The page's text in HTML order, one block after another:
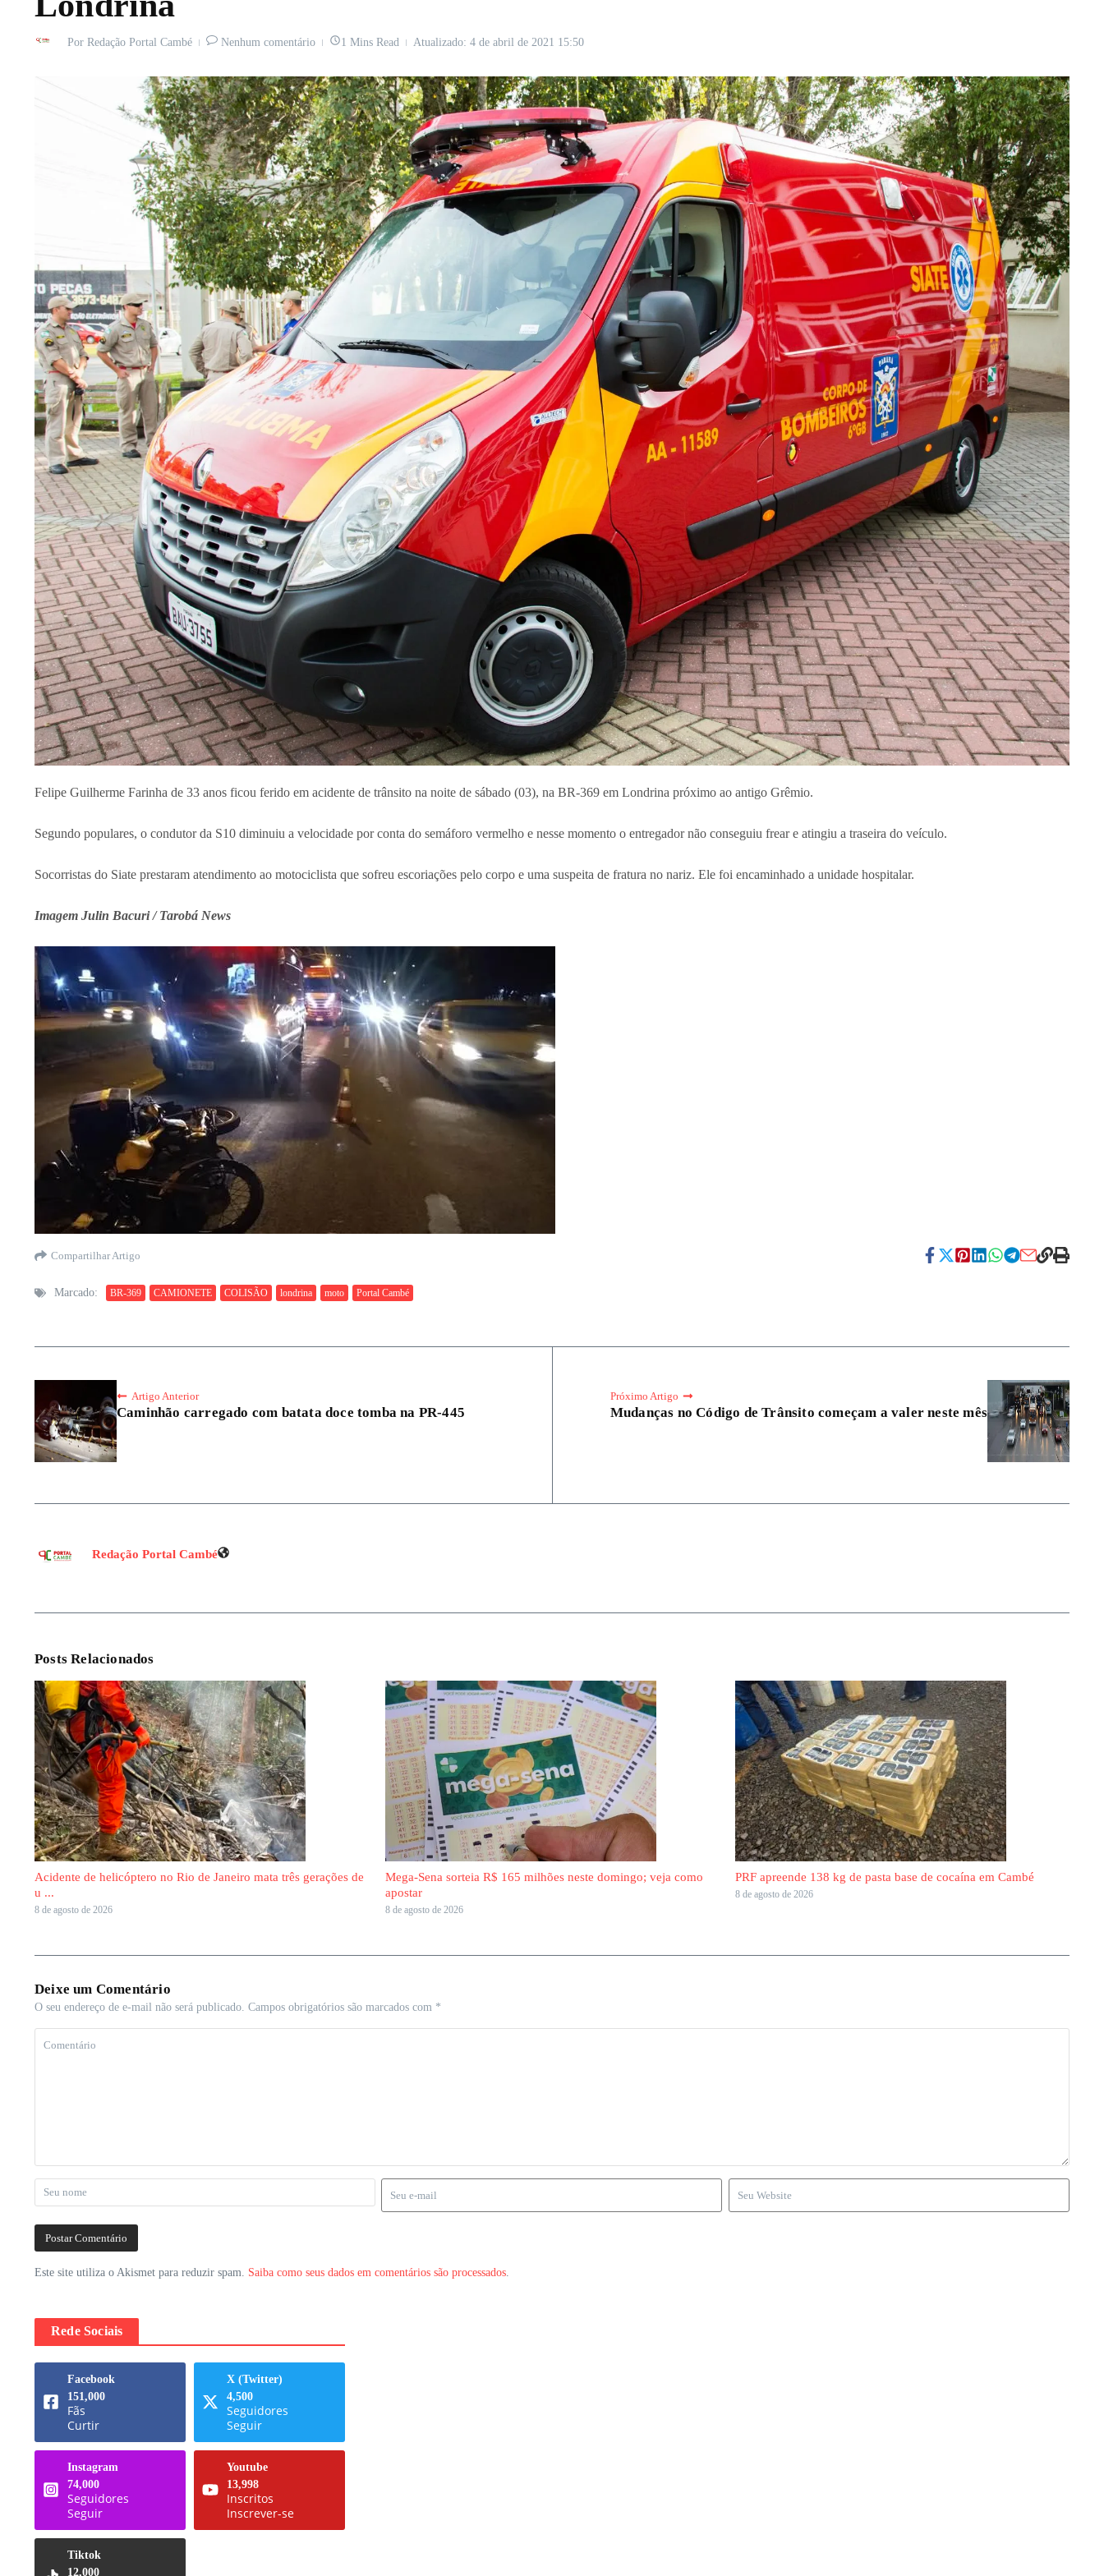
Por Redação Portal Cambé Nenhum comentário 1 Mins Read Atualizado: 4 de abril de 2021 15:50
Felipe Guilherme Farinha de 33 anos ficou ferido em acidente de trânsito na noite de sábado (03), na BR-369 em Londrina próximo ao antigo Grêmio.
Segundo populares, o condutor da S10 diminuiu a velocidade por conta do semáforo vermelho e nesse momento o entregador não conseguiu frear e atingiu a traseira do veículo.
Socorristas do Siate prestaram atendimento ao motociclista que sofreu escoriações pelo corpo e uma suspeita de fratura no nariz. Ele foi encaminhado a unidade hospitalar.
Imagem Julin Bacuri / Tarobá News
Compartilhar Artigo
Marcado: BR-369 CAMIONETE COLISÃO londrina moto Portal Cambé
Artigo Anterior
Caminhão carregado com batata doce tomba na PR-445
Próximo Artigo
Mudanças no Código de Trânsito começam a valer neste mês
Redação Portal Cambé
Posts Relacionados
Acidente de helicóptero no Rio de Janeiro mata três gerações de
u ...
8 de agosto de 2026
Mega-Sena sorteia R$ 165 milhões neste domingo; veja como
apostar
8 de agosto de 2026
PRF apreende 138 kg de pasta base de cocaína em Cambé
8 de agosto de 2026
Deixe um Comentário
O seu endereço de e-mail não será publicado. Campos obrigatórios são marcados com *
Este site utiliza o Akismet para reduzir spam. Saiba como seus dados em comentários são processados
Rede Sociais
Facebook
151,000
Fãs
Curtir
X (Twitter)
4,500
Seguidores
Seguir
Instagram
74,000
Seguidores
Seguir
Youtube
13,998
Inscritos
Inscrever-se
Tiktok
12,000